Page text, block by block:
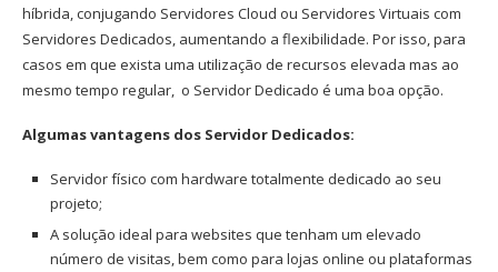
híbrida, conjugando Servidores Cloud ou Servidores Virtuais com
Servidores Dedicados, aumentando a flexibilidade. Por isso, para
casos em que exista uma utilização de recursos elevada mas ao
mesmo tempo regular, o Servidor Dedicado é uma boa opção.
Algumas vantagens dos Servidor Dedicados:
Servidor físico com hardware totalmente dedicado ao seu
projeto;
A solução ideal para websites que tenham um elevado
número de visitas, bem como para lojas online ou plataformas